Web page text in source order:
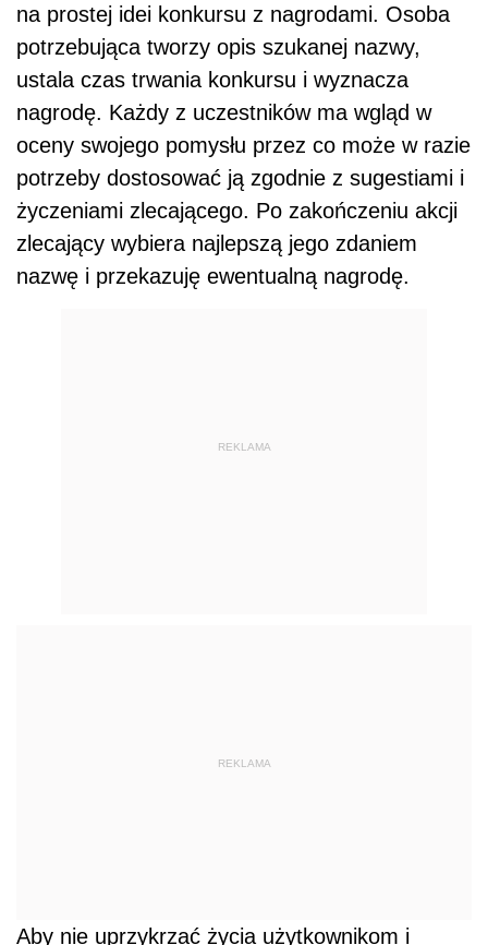
na prostej idei konkursu z nagrodami. Osoba
potrzebująca tworzy opis szukanej nazwy,
ustala czas trwania konkursu i wyznacza
nagrodę. Każdy z uczestników ma wgląd w
oceny swojego pomysłu przez co może w razie
potrzeby dostosować ją zgodnie z sugestiami i
życzeniami zlecającego. Po zakończeniu akcji
zlecający wybiera najlepszą jego zdaniem
nazwę i przekazuję ewentualną nagrodę.
REKLAMA
REKLAMA
Aby nie uprzykrzać życia użytkownikom i